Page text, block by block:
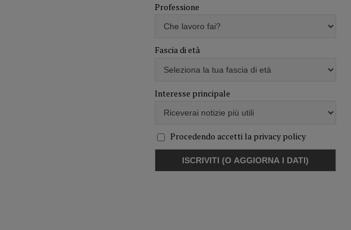
Professione
Fascia di età
Interesse principale
Procedendo accetti la privacy policy